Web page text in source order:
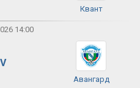
Квант
14:00
V
Авангард